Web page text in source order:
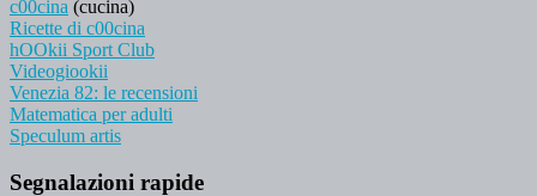
c00cina (cucina)
Ricette di c00cina
hOOkii Sport Club
Videogiookii
Venezia 82: le recensioni
Matematica per adulti
Speculum artis
Segnalazioni rapide